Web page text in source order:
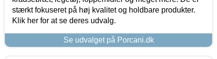
stærkt fokuseret på høj kvalitet og holdbare produkter.
Klik her for at se deres udvalg.
Se udvalget på Porcani.dk